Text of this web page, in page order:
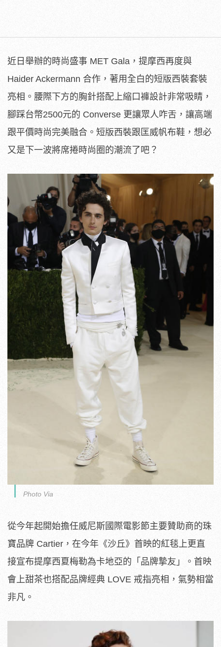
近日舉辦的時尚盛事 MET Gala，提摩西再度與
Haider Ackermann 合作，著用全白的短版西裝套裝
亮相。腰際下方的胸針搭配上縮口褲設計非常吸睛，
腳踩台幣2500元的 Converse 更讓眾人咋舌，讓高端
跟平價時尚完美融合。短版西裝跟匡威帆布鞋，想必
又是下一波將席捲時尚圈的潮流了吧？
Photo Via
從今年起開始擔任威尼斯國際電影節主要贊助商的珠
寶品牌 Cartier，在今年《沙丘》首映的紅毯上更直
接宣布提摩西夏梅勒為卡地亞的「品牌摯友」。首映
會上甜茶也搭配品牌經典 LOVE 戒指亮相，氣勢相當
非凡。